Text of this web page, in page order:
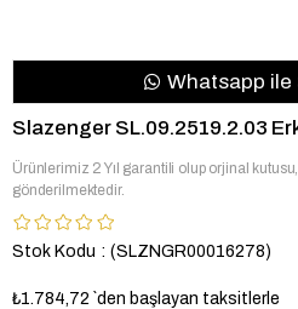
Whatsapp ile
Slazenger SL.09.2519.2.03
Ürünlerimiz 2 Yıl garantili olup orjinal
gönderilmektedir.
Stok Kodu (SLZNGR00016278)
₺1.784,72 `den başlayan taksitlerle